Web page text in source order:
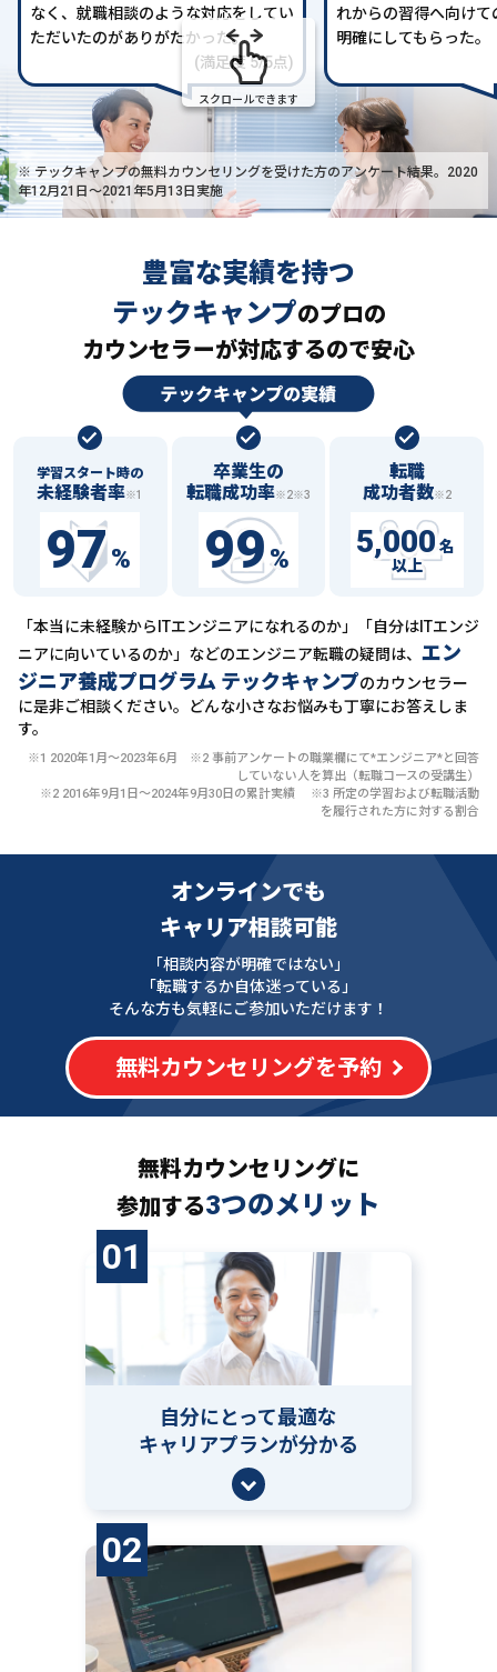
なく、就職相談のような対応をしてい
ただいたのがありがたかった。
(満足度 5/5点)
れからの習得へ向け
明確にしてもらった。
スクロールできます
※ テックキャンプの無料カウンセリングを受けた方のアンケート結果。2020
年12月21日〜2021年5月13日実施
豊富な実績を持つ
テックキャンプのプロの
カウンセラーが対応するので安心
学習スタート時の
未経験者率※1
97%
卒業生の
転職成功率※2※3
99%
転職
成功者数※2
5,000 名
以上
「本当に未経験からITエンジニアになれるのか」「自分はITエンジ
ニアに向いているのか」などのエンジニア転職の疑問は、 エン
ジニア養成プログラム テックキャンプのカウンセラー
に是非ご相談ください。どんな小さなお悩みも丁寧にお答えしま
す。
※1 2020年1月〜2023年6月 ※2 事前アンケートの職業欄にて*エンジニア*と回答
していない人を算出（転職コースの受講生）
※2 2016年9月1日〜2024年9月30日の累計実績 ※3 所定の学習および転職活動
を履行された方に対する割合
オンラインでも
キャリア相談可能
「相談内容が明確ではない」
「転職するか自体迷っている」
そんな方も気軽にご参加いただけます！
無料カウンセリングを予約
無料カウンセリングに
参加する3つのメリット
01
自分にとって最適な
キャリアプランが分かる
02